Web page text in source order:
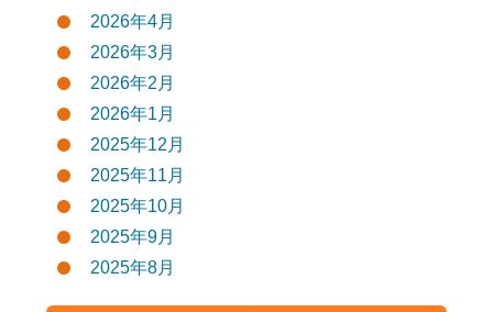
2026年4月
2026年3月
2026年2月
2026年1月
2025年12月
2025年11月
2025年10月
2025年9月
2025年8月